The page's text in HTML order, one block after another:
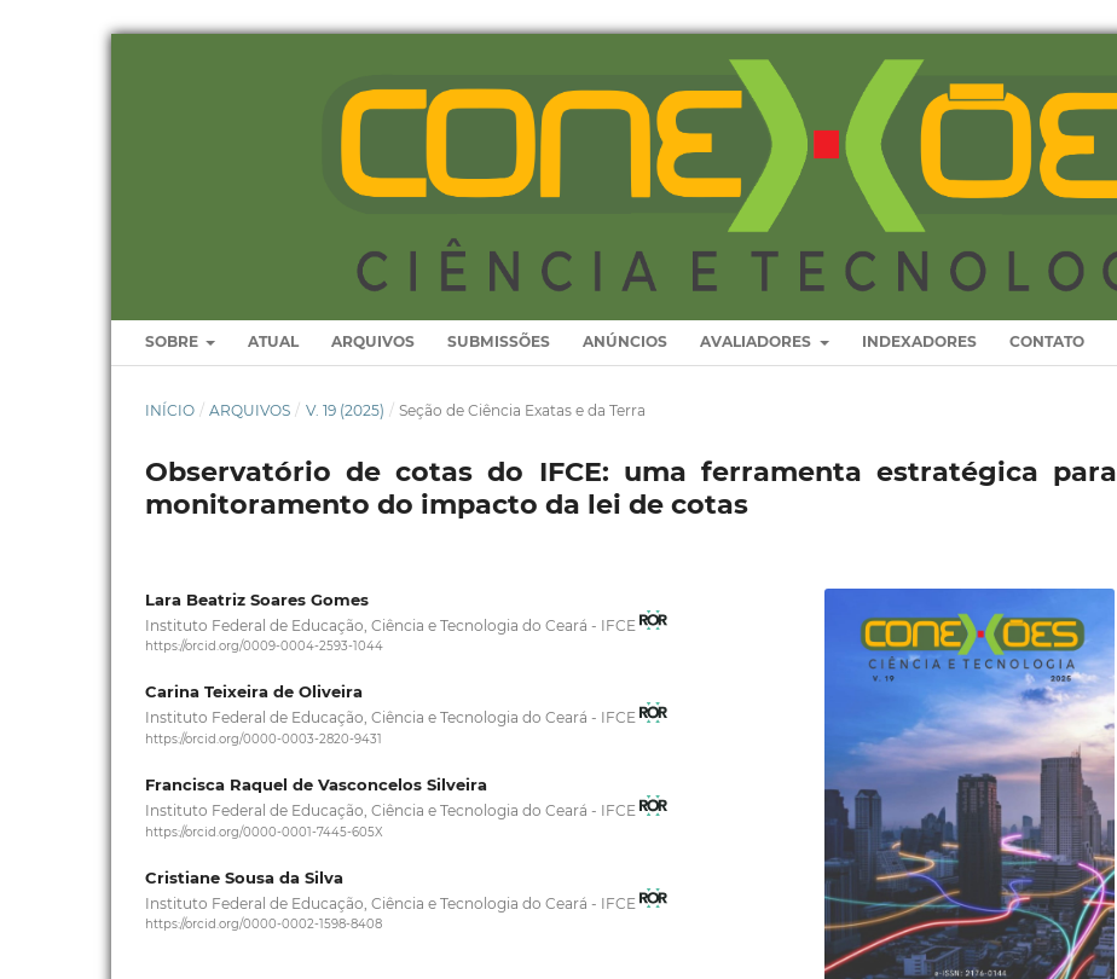
SOBRE ATUAL ARQUIVOS SUBMISSÕES ANÚNCIOS AVALIADORES INDEXADORES CONTATO
INÍCIO / ARQUIVOS / V. 19 (2025) / Seção de Ciência Exatas e da Terra
Observatório de cotas do IFCE: uma ferramenta estratégica para
monitoramento do impacto da lei de cotas
Lara Beatriz Soares Gomes
Instituto Federal de Educação, Ciência e Tecnologia do Ceará - IFCE
https://orcid.org/0009-0004-2593-1044
Carina Teixeira de Oliveira
Instituto Federal de Educação, Ciência e Tecnologia do Ceará - IFCE
https://orcid.org/0000-0003-2820-9431
Francisca Raquel de Vasconcelos Silveira
Instituto Federal de Educação, Ciência e Tecnologia do Ceará - IFCE
https://orcid.org/0000-0001-7445-605X
Cristiane Sousa da Silva
Instituto Federal de Educação, Ciência e Tecnologia do Ceará - IFCE
https://orcid.org/0000-0002-1598-8408